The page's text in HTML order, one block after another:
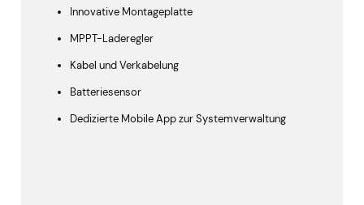
Innovative Montageplatte
MPPT-Laderegler
Kabel und Verkabelung
Batteriesensor
Dedizierte Mobile App zur Systemverwaltung